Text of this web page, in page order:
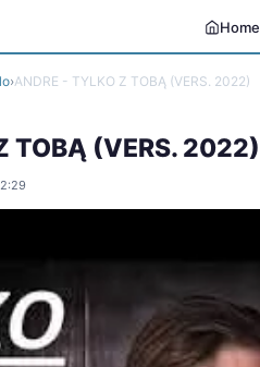
Home
›ANDRE - TYLKO Z TOBĄ (VERS. 2022)
TOBĄ (VERS. 2022)